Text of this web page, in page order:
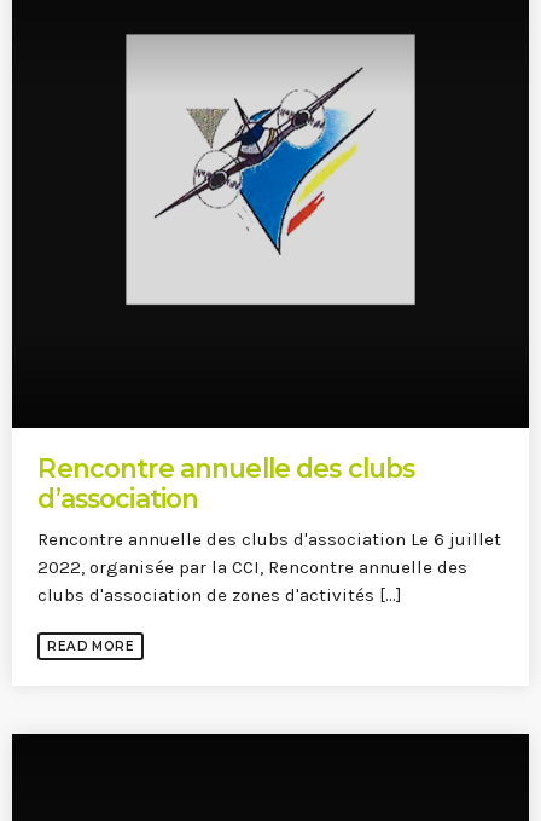
Portes Ouvertes Aéroport de
Valenciennes
Rencontre annuelle des clubs
d’association
Rencontre annuelle des clubs d'association Le 6 juillet
2022, organisée par la CCI, Rencontre annuelle des
clubs d'association de zones d'activités [...]
READ MORE